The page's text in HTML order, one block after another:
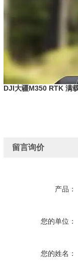
DJI大疆M350 RTK 满
留言询价
产品：
您的单位：
您的姓名：